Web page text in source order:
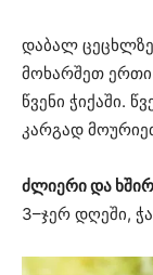
დაბალ
მოხარშეთ
წვენი ჭიქაში.
კარგად
ძლიერი და
3–ჯერ დღეში,